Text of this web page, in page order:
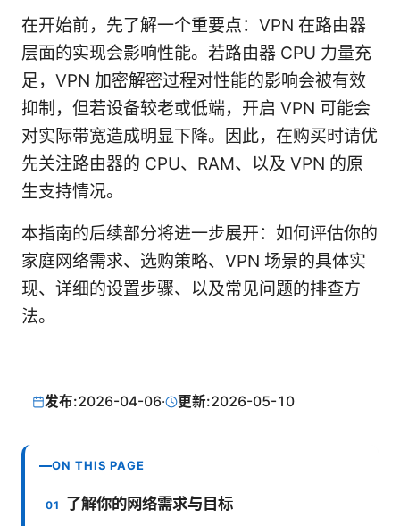
在开始前，先了解一个重要点：VPN 在路由器
层面的实现会影响性能。若路由器 CPU 力量充
足，VPN 加密解密过程对性能的影响会被有效
抑制，但若设备较老或低端，开启 VPN 可能会
对实际带宽造成明显下降。因此，在购买时请优
先关注路由器的 CPU、RAM、以及 VPN 的原
生支持情况。
本指南的后续部分将进一步展开：如何评估你的
家庭网络需求、选购策略、VPN 场景的具体实
现、详细的设置步骤、以及常见问题的排查方
法。
发布:2026-04-06· 更新:2026-05-10
ON THIS PAGE
了解你的网络需求与目标